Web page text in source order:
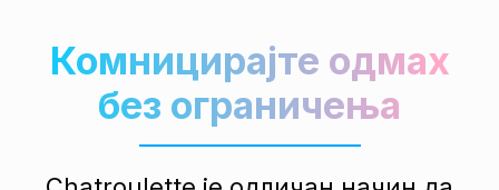
Комницирајте одмах
без ограничења